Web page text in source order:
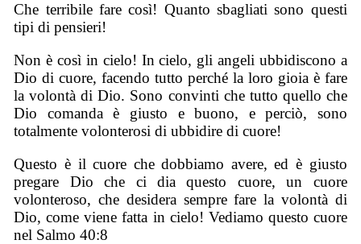
Che terribile fare così! Quanto sbagliati sono questi
tipi di pensieri!
Non è così in cielo! In cielo, gli angeli ubbidiscono a
Dio di cuore, facendo tutto perché la loro gioia è fare
la volontà di Dio. Sono convinti che tutto quello che
Dio comanda è giusto e buono, e perciò, sono
totalmente volonterosi di ubbidire di cuore!
Questo è il cuore che dobbiamo avere, ed è giusto
pregare Dio che ci dia questo cuore, un cuore
volonteroso, che desidera sempre fare la volontà di
Dio, come viene fatta in cielo! Vediamo questo cuore
nel Salmo 40:8